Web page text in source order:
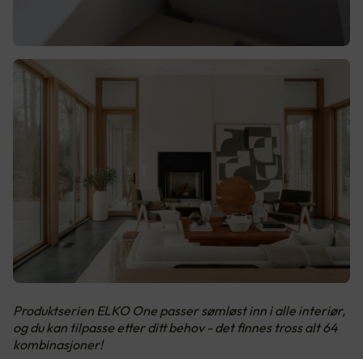
Produktserien ELKO One passer sømløst inn i alle interiør,
og du kan tilpasse etter ditt behov - det finnes tross alt 64
kombinasjoner!